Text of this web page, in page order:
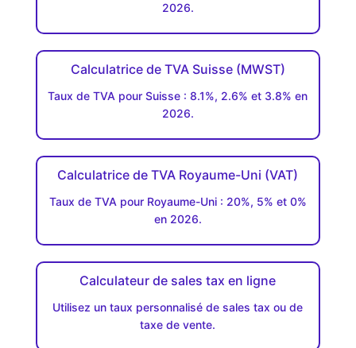
2026.
Calculatrice de TVA Suisse (MWST)
Taux de TVA pour Suisse : 8.1%, 2.6% et 3.8% en
2026.
Calculatrice de TVA Royaume-Uni (VAT)
Taux de TVA pour Royaume-Uni : 20%, 5% et 0%
en 2026.
Calculateur de sales tax en ligne
Utilisez un taux personnalisé de sales tax ou de
taxe de vente.